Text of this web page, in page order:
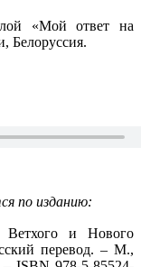
«Мой ответ на
Белоруссия.
по изданию:
и Нового
перевод. – М.,